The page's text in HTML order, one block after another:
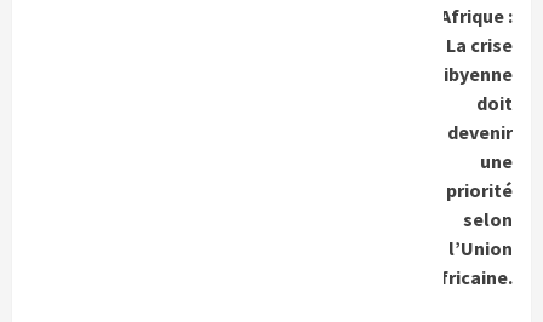
Afrique :
La crise
Libyenne
doit
devenir
une
priorité
selon
l’Union
Africaine.